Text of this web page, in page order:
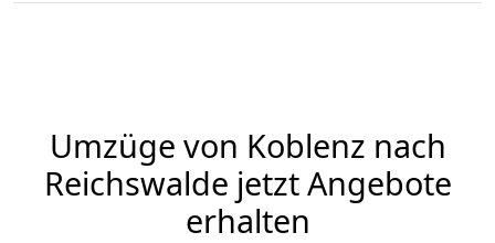
Umzüge von Koblenz nach
Reichswalde jetzt Angebote
erhalten